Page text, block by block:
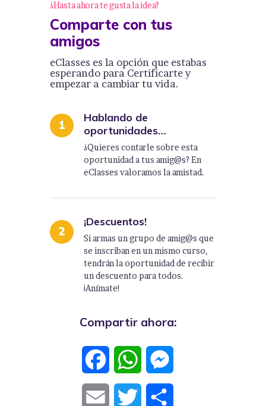
¿Hasta ahora te gusta la idea?
Comparte con tus
amigos
eClasses es la opción que estabas
esperando para Certificarte y
empezar a cambiar tu vida.
Hablando de
oportunidades…
¿Quieres contarle sobre esta
oportunidad a tus amig@s? En
eClasses valoramos la amistad.
¡Descuentos!
Si armas un grupo de amig@s que
se inscriban en un mismo curso,
tendrán la oportunidad de recibir
un descuento para todos.
¡Anímate!
Compartir ahora:
a
W
h